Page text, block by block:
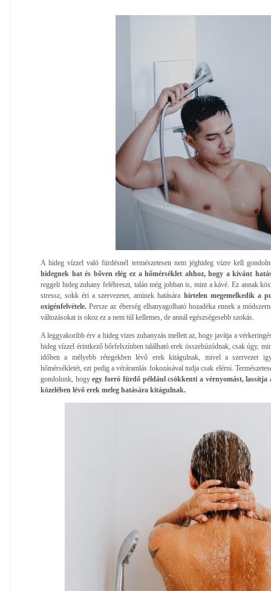
A hideg vízzel való fürdésnél természetesen nem jéghideg vízre kell
hidegnek hat és bőven elég ez a hőmérséklet ahhoz, hogy a kívánt
reggeli hideg zuhany felébreszt, talán még jobban is, mint a kávé. Ez annak
stressz, sokk éri a szervezetet, aminek hatására hirtelen megemelkedik a
oxigénfelvétele.Persze az éberség elhanyagolható hozadéka ennek a
változásokat is okoz ez a nem túl kellemes, de annál egészségesebb szokás.
A leggyakoribb érv a hideg vizes zuhanyzás mellett az, hogy javítja a
hideg vízzel érintkező bőrfelszínben található erek összehúzódnak, csak úgy,
időben a mélyebb rétegekben lévő erek kitágulnak, mivel a szervezet
hőmérsékletét, ezt pedig a véráramlás fokozásával tudja csak elérni.
gondolunk, hogyegy forró fürdő például csökkenti a vérnyomást, lassítja
közelében lévő erek meleg hatására kitágulnak.